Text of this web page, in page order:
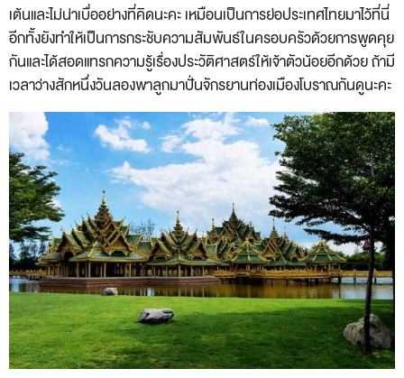
เต้นและไม่น่าเบื่ออย่างที่คิดนะคะ เหมือนเป็นการย่อประเทศไทยมาไว้ที่นี่
อีกทั้งยังทำให้เป็นการกระชับความสัมพันธ์ในครอบครัวด้วยการพูดคุย
กันและได้สอดแทรกความรู้เรื่องประวัติศาสตร์ให้เจ้าตัวน้อยอีกด้วย ถ้ามี
เวลาว่างสักหนึ่งวันลองพาลูกมาปั่นจักรยานท่องเมืองโบราณกันดูนะคะ